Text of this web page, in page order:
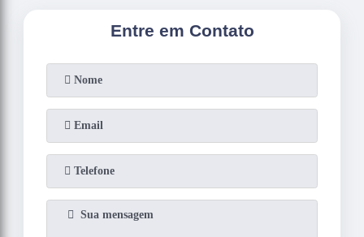
Entre em Contato